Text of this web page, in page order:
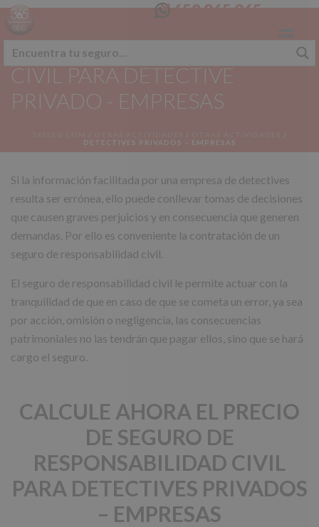
658 365 365
SEGURO RESPONSABILIDAD
CIVIL PARA DETECTIVE
PRIVADO - EMPRESAS
/ /
/
DETECTIVES PRIVADOS – EMPRESAS
Si la información facilitada por una empresa de detectives
resulta ser errónea, ello puede conllevar tomas de decisiones
que causen graves perjuicios y en consecuencia que generen
demandas. Por ello es conveniente la contratación de un
seguro de responsabilidad civil.
El seguro de responsabilidad civil le permite actuar con la
tranquilidad de que en caso de que se cometa un error, ya sea
por acción, omisión o negligencia, las consecuencias
patrimoniales no las tendrán que pagar ellos, sino que se hará
cargo el seguro.
CALCULE AHORA EL PRECIO
DE SEGURO DE
RESPONSABILIDAD CIVIL
PARA DETECTIVES PRIVADOS
– EMPRESAS